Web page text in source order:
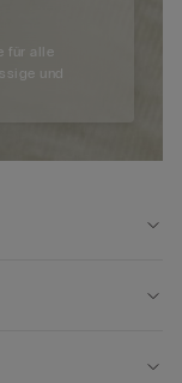
für alle
und